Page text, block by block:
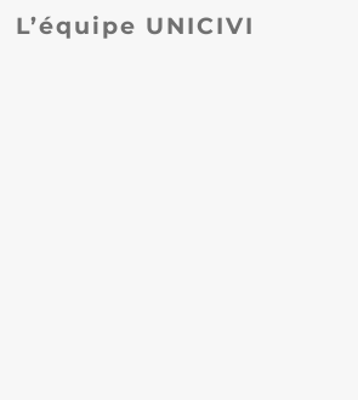
L’équipe UNICIVI